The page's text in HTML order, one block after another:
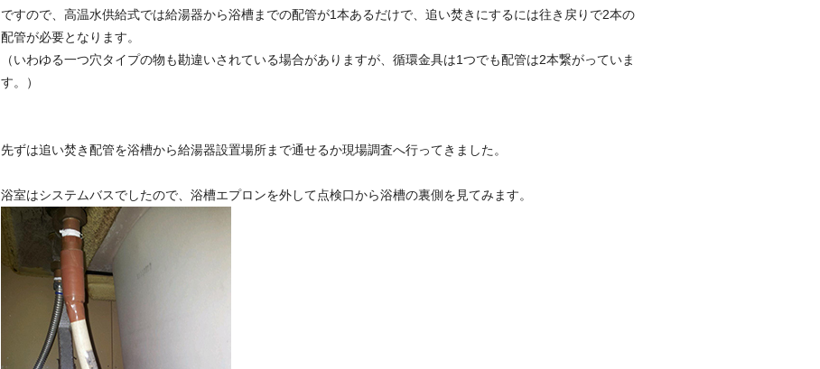
ですので、高温水供給式では給湯器から浴槽までの配管が1本あるだけで、追い焚きにするには往き戻りで2本の
配管が必要となります。
（いわゆる一つ穴タイプの物も勘違いされている場合がありますが、循環金具は1つでも配管は2本繋がっていま
す。）
先ずは追い焚き配管を浴槽から給湯器設置場所まで通せるか現場調査へ行ってきました。
浴室はシステムバスでしたので、浴槽エプロンを外して点検口から浴槽の裏側を見てみます。